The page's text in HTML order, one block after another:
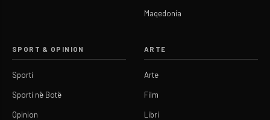
Maqedonia
SPORT & OPINION
Sporti
Sporti në Botë
Opinion
ARTE
Arte
Film
Libri